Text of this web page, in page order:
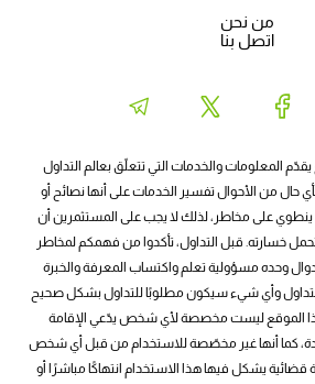
من نحن
اتصل بنا
المعلومات والخدمات التي تتعلّق بعالم التداول
بأي حال من الأحوال تفسير الخدمات على أنها نصائح أو
ينطوي على مخاطر، لذلك لا يجب على المستثمرين أن
خسارته. قبل التداول، تأكدوا من فهمكم لمخاطر
وحده مسؤولية تعلم واكتساب المعرفة والخبرة
الموقع ليست مخصصة لأي شخص يدّعي الإقامة
كما أنها غير مخصّصة للاستخدام من قبل أي شخص
يشكل فيها هذا الاستخدام انتهاكًا مباشرًا أو